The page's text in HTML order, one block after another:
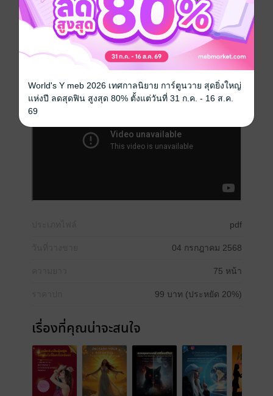
"อดีตไม่กำหนดอนาคต... คุณทำได้!"
พร้อมหรือยังที่จะปลดล็อกชีวิตใหม่ของคุณ?
พัฒนาตนเอง
pdf
04 กรกฎาคม 2568
75 หน้า
99 บาท (ประหยัด 20%)
เรื่องที่คุณน่าจะสนใจ
World's Y meb 2026 เทศกาลนิยาย การ์ตูนวาย สุดยิ่งใหญ่
แห่งปี ลดสุดฟิน สูงสุด 80% ตั้งแต่วันที่ 31 ก.ค. - 16 ส.ค.
69